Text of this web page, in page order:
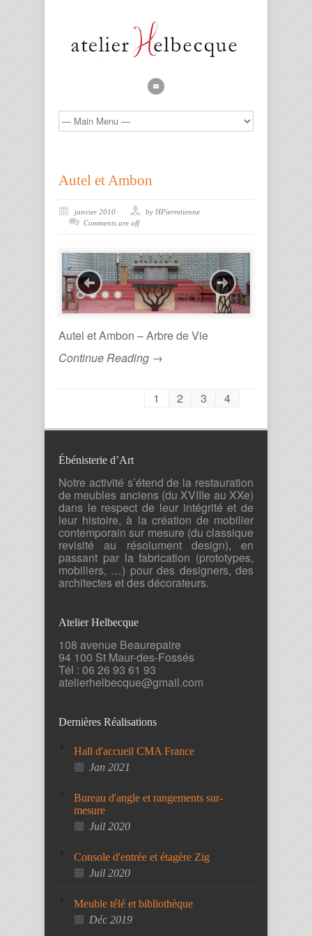
Autel et Ambon
janvier 2010
by HPierretienne
Comments are off
Autel et Ambon – Arbre de Vie
Continue Reading →
1 2 3 4
Ébénisterie d’Art
Notre activité s’étend de la restauration
de meubles anciens (du XVIIIe au XXe)
dans le respect de leur intégrité et de
leur histoire, à la création de mobilier
contemporain sur mesure (du classique
revisité au résolument design), en
passant par la fabrication (prototypes,
mobiliers, …) pour des designers, des
architectes et des décorateurs.
Atelier Helbecque
108 avenue Beaurepaire
94 100 St Maur-des-Fossés
Tél : 06 26 93 61 93
atelierhelbecque@gmail.com
Dernières Réalisations
Hall d'accueil CMA France
Jan 2021
Bureau d'angle et rangements sur-
mesure
Juil 2020
Console d'entrée et étagère Zig
Juil 2020
Meuble télé et bibliothèque
Déc 2019